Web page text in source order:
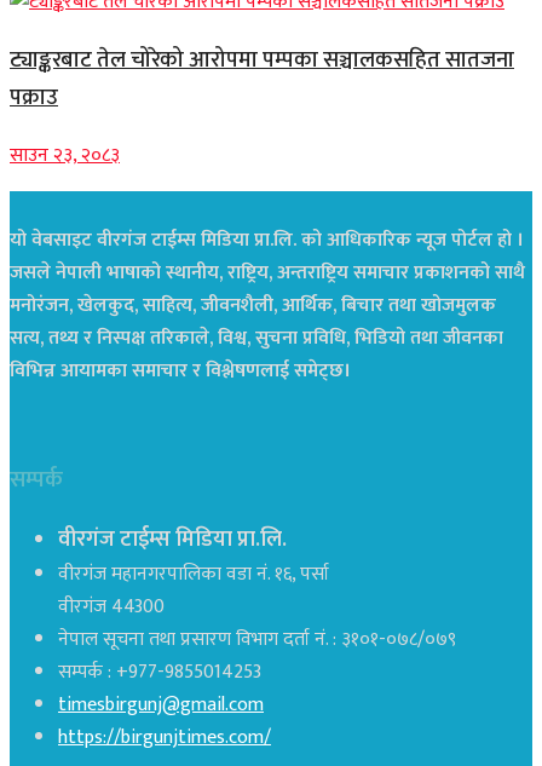
ट्याङ्करबाट तेल चोरेको आरोपमा पम्पका सञ्चालकसहित सातजना
पक्राउ
साउन २३, २०८३
यो वेबसाइट वीरगंज टाईम्स मिडिया प्रा.लि. को आधिकारिक न्यूज पोर्टल हो ।
जसले नेपाली भाषाको स्थानीय, राष्ट्रिय, अन्तराष्ट्रिय समाचार प्रकाशनको साथै
मनोरंजन, खेलकुद, साहित्य, जीवनशैली, आर्थिक, बिचार तथा खोजमुलक
सत्य, तथ्य र निस्पक्ष तरिकाले, विश्व, सुचना प्रविधि, भिडियो तथा जीवनका
विभिन्न आयामका समाचार र विश्लेषणलाई समेट्छ।
सम्पर्क
वीरगंज टाईम्स मिडिया प्रा.लि.
वीरगंज महानगरपालिका वडा नं. १६, पर्सा
वीरगंज 44300
नेपाल सूचना तथा प्रसारण विभाग दर्ता नं. : ३१०१-०७८/०७९
सम्पर्क : +977-9855014253
timesbirgunj@gmail.com
https://birgunjtimes.com/